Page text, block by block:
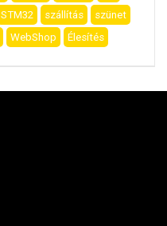
STM32 szállítás
szünet
WebShop Élesítés